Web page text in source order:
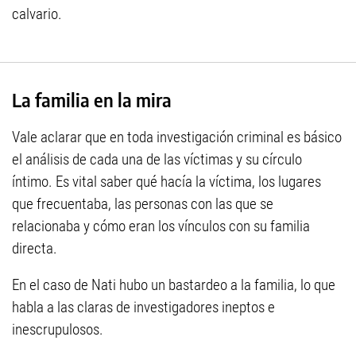
calvario.
La familia en la mira
Vale aclarar que en toda investigación criminal es básico
el análisis de cada una de las víctimas y su círculo
íntimo. Es vital saber qué hacía la víctima, los lugares
que frecuentaba, las personas con las que se
relacionaba y cómo eran los vínculos con su familia
directa.
En el caso de Nati hubo un bastardeo a la familia, lo que
habla a las claras de investigadores ineptos e
inescrupulosos.